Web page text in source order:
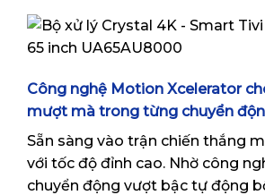
Công nghệ Motion Xcelerator
mượt mà trong từng chuyển
Sẵn sàng vào trận chiến thắng
với tốc độ đỉnh cao. Nhờ công
chuyển động vượt bậc tự động